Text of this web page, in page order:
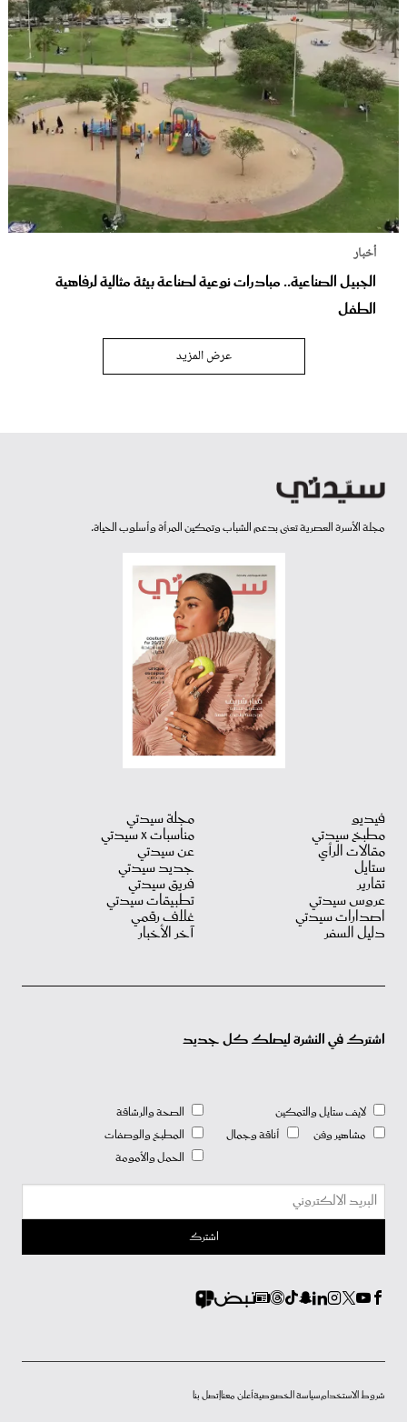
أخبار
الجبيل الصناعية.. مبادرات نوعية لصناعة بيئة مثالية لرفاهية
الطفل
عرض المزيد
مجلة الأسرة العصرية تعنى بدعم الشباب وتمكين المرأة وأسلوب الحياة.
فيديو
مطبخ سيدتي
مقالات الرأي
ستايل
تقارير
عروس سيدتي
اصدارات سيدتي
دليل السفر
مجلة سيدتي
مناسبات X سيدتي
عن سيدتي
جديد سيدتي
فريق سيدتي
تطبيقات سيدتي
غلاف رقمي
آخر الأخبار
اشترك في النشرة ليصلك كل جديد
لايف ستايل والتمكين
مشاهير وفن
أناقة وجمال
الصحة والرشاقة
المطبخ والوصفات
الحمل والأمومة
شروط الاستخدامسياسة الخصوصيةأعلن معناإتصل بنا